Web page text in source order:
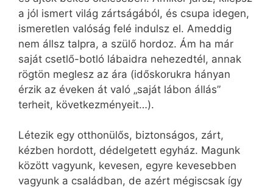
a jól ismert világ zártságából, és csupa idegen,
ismeretlen valóság felé indulsz el. Ameddig
nem állsz talpra, a szülő hordoz. Ám ha már
saját csetlő-botló lábaidra nehezedtél, annak
rögtön meglesz az ára (időskorukra hányan
érzik az éveken át való „saját lábon állás”
terheit, következményeit…).
Létezik egy otthonülős, biztonságos, zárt,
kézben hordott, dédelgetett egyház. Magunk
között vagyunk, kevesen, egyre kevesebben
vagyunk a családban, de azért mégiscsak így